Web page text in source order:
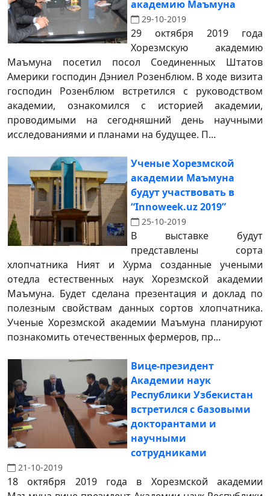
академию Маъмуна
29-10-2019
29 октября 2019 года
Хорезмскую академию
Маъмуна посетил посол Соединенных Штатов
Америки господин Дэниел Розенблюм. В ходе визита
господин Розенблюм встретился с руководством
академии, ознакомился с историей академии,
проводимыми на сегодняшний день научными
исследованиями и планами на будущее. П...
Ученые Хорезмской
академии Маъмуна
будут участвовать в
“Innoweek.uz 2019”
25-10-2019
В выставке будут
представлены сорта
хлопчатника Ният и Хурма созданные учеными
отедла естественных наук Хорезмской академии
Маъмуна. Будет сделана презентация и доклад по
полезным свойствам данных сортов хлопчатника.
Ученые Хорезмской академии Маъмуна планируют
познакомить отечественных фермеров, пр...
Вице-президент
Академии наук
Республики Узбекистан
встретился с базовыми
докторантами и
научными
сотрудниками
21-10-2019
18 октября 2019 года в Хорезмской академии